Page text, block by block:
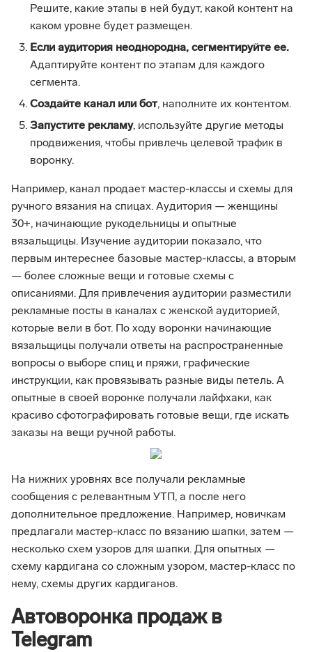
Решите, какие этапы в ней будут, какой контент на
каком уровне будет размещен.
Если аудитория неоднородна, сегментируйте ее.
Адаптируйте контент по этапам для каждого
сегмента.
Создайте канал или бот, наполните их контентом.
Запустите рекламу, используйте другие методы
продвижения, чтобы привлечь целевой трафик в
воронку.
Например, канал продает мастер-классы и схемы для
ручного вязания на спицах. Аудитория — женщины
30+, начинающие рукодельницы и опытные
вязальщицы. Изучение аудитории показало, что
первым интереснее базовые мастер-классы, а вторым
— более сложные вещи и готовые схемы с
описаниями. Для привлечения аудитории разместили
рекламные посты в каналах с женской аудиторией,
которые вели в бот. По ходу воронки начинающие
вязальщицы получали ответы на распространенные
вопросы о выборе спиц и пряжи, графические
инструкции, как провязывать разные виды петель. А
опытные в своей воронке получали лайфхаки, как
красиво сфотографировать готовые вещи, где искать
заказы на вещи ручной работы.
На нижних уровнях все получали рекламные
сообщения с релевантным УТП, а после него
дополнительное предложение. Например, новичкам
предлагали мастер-класс по вязанию шапки, затем —
несколько схем узоров для шапки. Для опытных —
схему кардигана со сложным узором, мастер-класс по
нему, схемы других кардиганов.
Автоворонка продаж в
Telegram